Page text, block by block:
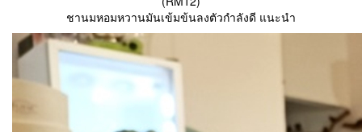
‘Thai Milk Tea’
(RM12)
ชานมหอมหวานมันเข้มข้นลงตัวกำลังดี แนะนำ